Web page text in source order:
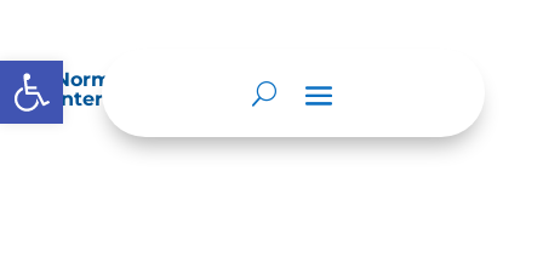
Abrir barra de herramientas
Normatividad especial que les aplique de
interés.